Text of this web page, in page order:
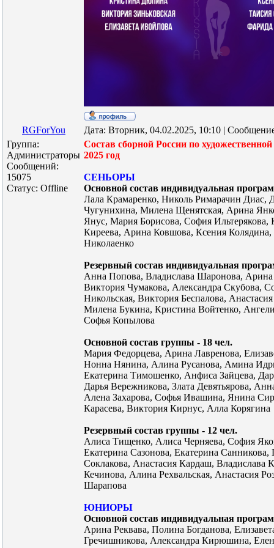
RGForYou
Дата: Вторник, 04.02.2025, 10:10 |
Группа:
Администраторы
Сообщений:
15075
Статус: Offline
Состав сборной России по
2025 год
СЕНЬОРЫ
Основной состав индивидуальная
Лала Крамаренко, Николь Римарачин Диас,
Чугунихина, Милена Щенятская, Арина
Янус, Мария Борисова, София Ильтерякова,
Киреева, Арина Ковшова, Ксения Колядина,
Николаенко
Резервный состав индивидуальная
Анна Попова, Владислава Шаронова, Арина
Виктория Чумакова, Александра Скубова,
Никольская, Виктория Беспалова,
Милена Букина, Кристина Войтенко,
Софья Копылова
Основной состав группы - 18 чел.
Мария Федорцева, Арина Лавренова,
Нонна Нянина, Алина Русанова, Амина
Екатерина Тимошенко, Анфиса Зайцева,
Дарья Вережникова, Злата Девятьярова,
Алена Захарова, Софья Ивашина, Янина
Карасева, Виктория Кирнус, Алла Корягина
Резервный состав группы - 12 чел.
Алиса Тищенко, Алиса Черняева, София
Екатерина Сазонова, Екатерина Санникова,
Соклакова, Анастасия Кардаш, Владислава
Кечинова, Алина Рехвальская, Анастасия
Шарапова
ЮНИОРЫ
Основной состав индивидуальная
Арина Реквава, Полина Богданова,
Гречишникова, Александра Кирюшина,